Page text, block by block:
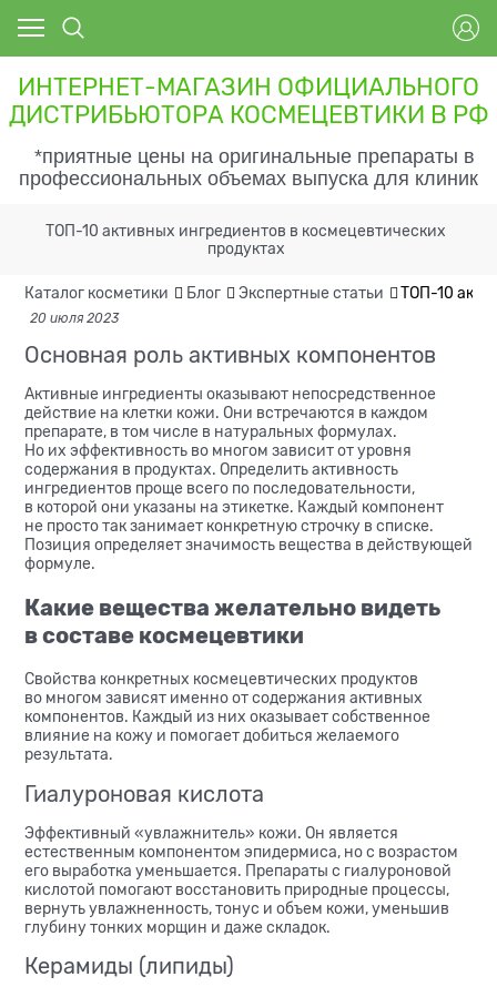
ИНТЕРНЕТ-МАГАЗИН ОФИЦИАЛЬНОГО
ДИСТРИБЬЮТОРА КОСМЕЦЕВТИКИ В РФ
*приятные цены на оригинальные препараты в
профессиональных объемах выпуска для клиник
ТОП-10 активных ингредиентов в космецевтических
продуктах
Каталог косметики Блог Экспертные статьи ТОП-10
20 июля 2023
Основная роль активных компонентов
Активные ингредиенты оказывают непосредственное
действие на клетки кожи. Они встречаются в каждом
препарате, в том числе в натуральных формулах.
Но их эффективность во многом зависит от уровня
содержания в продуктах. Определить активность
ингредиентов проще всего по последовательности,
в которой они указаны на этикетке. Каждый компонент
не просто так занимает конкретную строчку в списке.
Позиция определяет значимость вещества в действующей
формуле.
Какие вещества желательно видеть
в составе космецевтики
Свойства конкретных космецевтических продуктов
во многом зависят именно от содержания активных
компонентов. Каждый из них оказывает собственное
влияние на кожу и помогает добиться желаемого
результата.
Гиалуроновая кислота
Эффективный «увлажнитель» кожи. Он является
естественным компонентом эпидермиса, но с возрастом
его выработка уменьшается. Препараты с гиалуроновой
кислотой помогают восстановить природные процессы,
вернуть увлажненность, тонус и объем кожи, уменьшив
глубину тонких морщин и даже складок.
Керамиды (липиды)